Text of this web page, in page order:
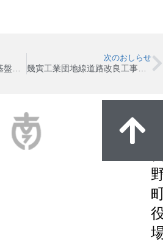
次のおしらせ
幾寅工業団地線道路改良工事に係る条件付一般競争入札のお知らせ